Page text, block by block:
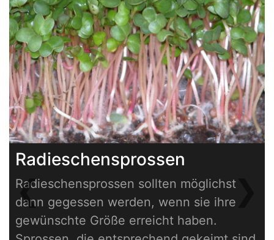
Radieschensprossen
Radieschensprossen sollten möglichst
dann gegessen werden, wenn sie ihre
gewünschte Größe erreicht haben.
❮Previous ❯